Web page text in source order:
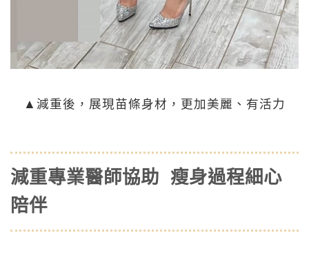
▲減重後，展現苗條身材，更加美麗、有活力
減重專業醫師協助 瘦身過程細心
陪伴